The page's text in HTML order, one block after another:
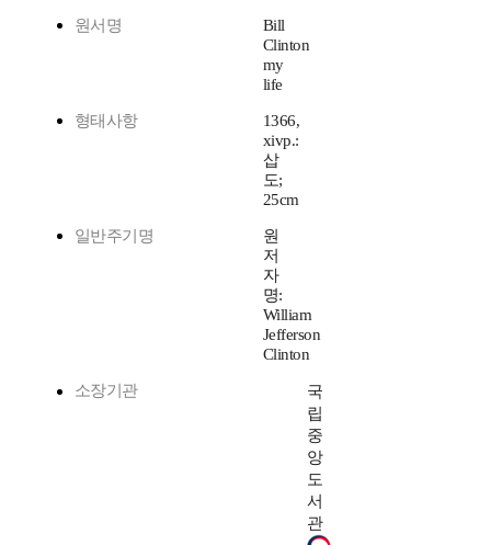
원서명
Bill
Clinton
my
life
형태사항
1366,
xivp.:
삽
도;
25cm
일반주기명
원
저
자
명:
William
Jefferson
Clinton
소장기관
국
립
중
앙
도
서
관